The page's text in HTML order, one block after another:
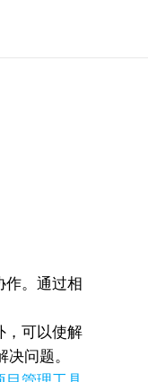
。通过相
，可以使解
问题。